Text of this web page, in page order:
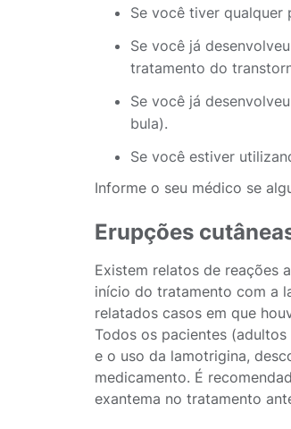
Se você tiver qualquer
Se você já
tratamento do
Se você já
bula).
Se você estiver
Informe o seu médico se
Erupções
Existem relatos de reações
início do tratamento com a
relatados casos em que
Todos os pacientes
e o uso da lamotrigina,
medicamento. É
exantema no tratamento